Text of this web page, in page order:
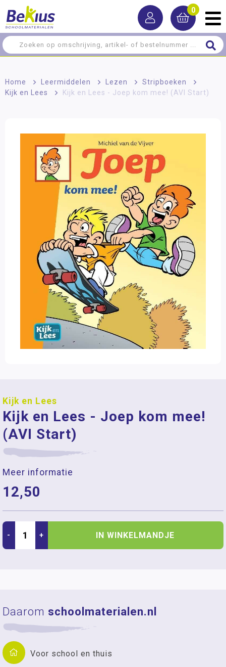
0
Home > Leermiddelen > Lezen > Stripboeken
>
Kijk en Lees
> Kijk en Lees - Joep kom mee! (AVI Start)
Kijk en Lees
Kijk en Lees - Joep kom mee!
(AVI Start)
Meer informatie
12,50
- + IN WINKELMANDJE
Daarom schoolmaterialen.nl
Voor school en thuis